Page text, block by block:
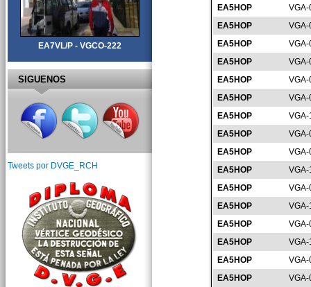
EA5HOP
EA5HOP
EA5HOP
EA5HOP
EA5HOP
EA5HOP
EA5HOP
EA5HOP
EA5HOP
EA5HOP
EA5HOP
EA5HOP
EA5HOP
EA5HOP
EA5HOP
EA5HOP
EA7VL/P - VGCO-222
SIGUENOS
Tweets por DVGE_RCH